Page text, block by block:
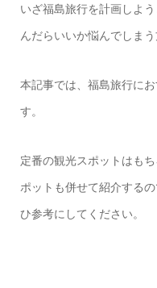
いざ福島旅行を計画しよ
んだらいいか悩んでしま
本記事では、福島旅行に
す。
定番の観光スポットはも
ポットも併せて紹介する
ひ参考にしてください。